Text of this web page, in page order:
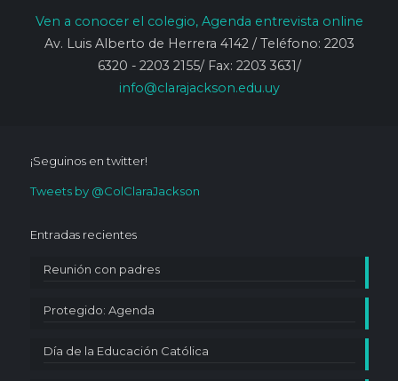
Ven a conocer el colegio, Agenda entrevista online
Av. Luis Alberto de Herrera 4142 / Teléfono: 2203
6320 - 2203 2155/ Fax: 2203 3631/
info@clarajackson.edu.uy
¡Seguinos en twitter!
Tweets by @ColClaraJackson
Entradas recientes
Reunión con padres
Protegido: Agenda
Día de la Educación Católica